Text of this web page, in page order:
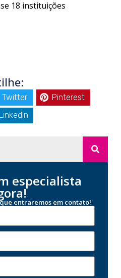
18 instituições
Twitter
Pinterest
LinkedIn
especialista
entraremos em contato!